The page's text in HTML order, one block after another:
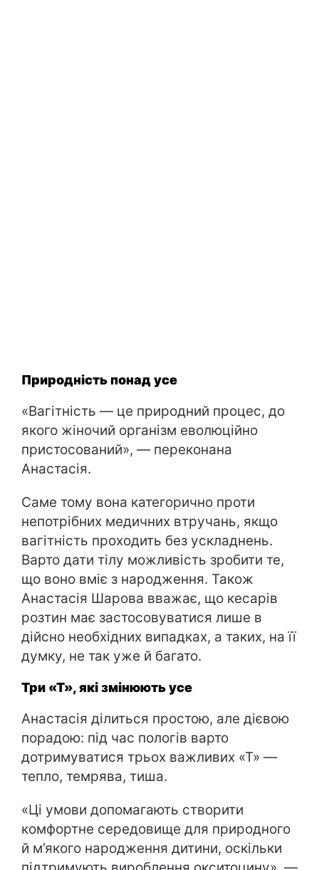
Природність понад усе
«Вагітність — це природний процес, до
якого жіночий організм еволюційно
пристосований», — переконана
Анастасія.
Саме тому вона категорично проти
непотрібних медичних втручань, якщо
вагітність проходить без ускладнень.
Варто дати тілу можливість зробити те,
що воно вміє з народження. Також
Анастасія Шарова вважає, що кесарів
розтин має застосовуватися лише в
дійсно необхідних випадках, а таких, на її
думку, не так уже й багато.
Три «Т», які змінюють усе
Анастасія ділиться простою, але дієвою
порадою: під час пологів варто
дотримуватися трьох важливих «Т» —
тепло, темрява, тиша.
«Ці умови допомагають створити
комфортне середовище для природного
й м’якого народження дитини, оскільки